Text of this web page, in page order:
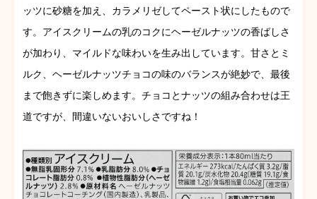
ッツに砂糖を加え、カラメリゼしてペースト状にしたもので
す。アイスクリームの乳のコクにヘーゼルナッツの香ばしさ
が加わり、マイルドな味わいを生み出しています。甘さとミ
ルク、ヘーゼルナッツチョコの味のバランスが絶妙で、最後
まで飽きずに楽しめます。チョコとナッツの組み合わせは王
道ですが、間違いないおいしさですね！